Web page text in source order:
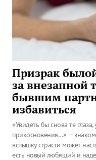
Призрак
за внезапной
бывшим
избавиться
«Увидеть бы снова те глаза,
прикосновения…» —
вспышку страсти может
есть новый любящий и